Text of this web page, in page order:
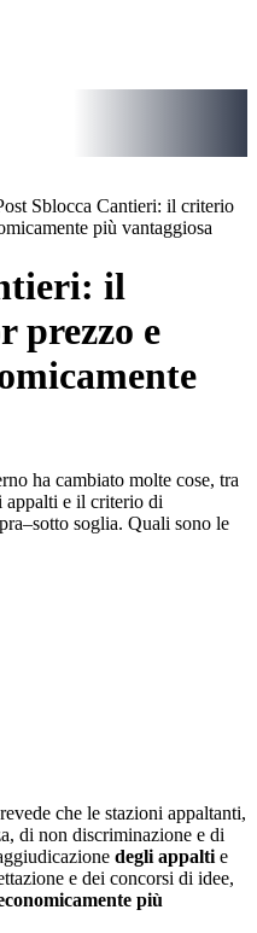
Sblocca Cantieri: il criterio
più vantaggiosa
il
prezzo e
ha cambiato molte cose, tra
e il criterio di
soglia. Quali sono le
che le stazioni appaltanti,
di non discriminazione e di
degli appalti e
e dei concorsi di idee,
più